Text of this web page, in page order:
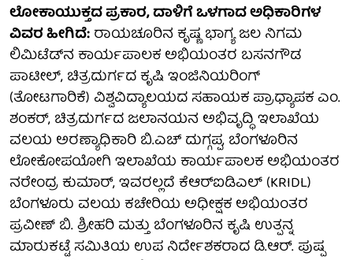
ಲೋಕಾಯುಕ್ತದ ಪ್ರಕಾರ, ದಾಳಿಗೆ ಒಳಗಾದ ಅಧಿಕಾರಿಗಳ
ವಿವರ ಹೀಗಿದೆ:ರಾಯಚೂರಿನ ಕೃಷ್ಣ ಭಾಗ್ಯ ಜಲ ನಿಗಮ
ಲಿಮಿಟೆಡ್‌ನ ಕಾರ್ಯಪಾಲಕ ಅಭಿಯಂತರ ಬಸನಗೌಡ
ಪಾಟೀಲ್, ಚಿತ್ರದುರ್ಗದ ಕೃಷಿ ಇಂಜಿನಿಯರಿಂಗ್
(ತೋಟಗಾರಿಕೆ) ವಿಶ್ವವಿದ್ಯಾಲಯದ ಸಹಾಯಕ ಪ್ರಾಧ್ಯಾಪಕ ಎಂ.
ಶಂಕರ್, ಚಿತ್ರದುರ್ಗದ ಜಲಾನಯನ ಅಭಿವೃದ್ಧಿ ಇಲಾಖೆಯ
ವಲಯ ಅರಣ್ಯಾಧಿಕಾರಿ ಬಿ.ಎಚ್ ದುಗ್ಗಪ್ಪ, ಬೆಂಗಳೂರಿನ
ಲೋಕೋಪಯೋಗಿ ಇಲಾಖೆಯ ಕಾರ್ಯಪಾಲಕ ಅಭಿಯಂತರ
ನರೇಂದ್ರ ಕುಮಾರ್, ಇವರಲ್ಲದೆ ಕೆಆರ್‌ಐಡಿಎಲ್ (KRIDL)
ಬೆಂಗಳೂರು ವಲಯ ಕಚೇರಿಯ ಅಧೀಕ್ಷಕ ಅಭಿಯಂತರ
ಪ್ರವೀಣ್ ಬಿ. ಶ್ರೀಹರಿ ಮತ್ತು ಬೆಂಗಳೂರಿನ ಕೃಷಿ ಉತ್ಪನ್ನ
ಮಾರುಕಟ್ಟೆ ಸಮಿತಿಯ ಉಪ ನಿರ್ದೇಶಕರಾದ ಡಿ.ಆರ್. ಪುಷ್ಪ